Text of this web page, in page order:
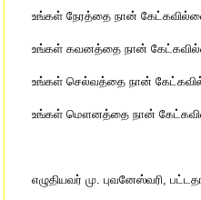
உங்கள் நேரத்தை நான்
உங்கள் கவனத்தை நான்
உங்கள் செல்வத்தை நான்
உங்கள் மௌனத்தை நான்
எழுதியவர் மு. புவனேஸ்வரி,